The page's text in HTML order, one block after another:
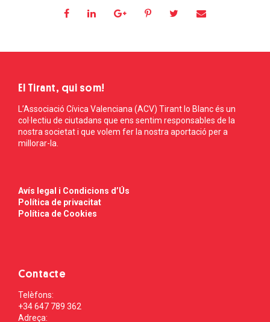
El Tirant, qui som!
L’Associació Cívica Valenciana (ACV) Tirant lo Blanc és un
col·lectiu de ciutadans que ens sentim responsables de la
nostra societat i que volem fer la nostra aportació per a
millorar-la.
Avís legal i Condicions d’Ús
Política de privacitat
Política de Cookies
Contacte
Telèfons:
+34 647 789 362
Adreça: